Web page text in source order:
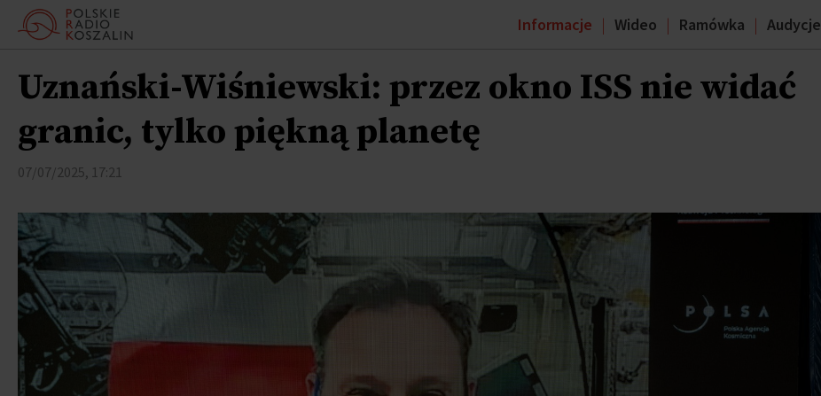
Informacje Wideo Ramówka Audycje
Uznański-Wiśniewski: przez okno ISS nie widać
granic, tylko piękną planetę
07/07/2025, 17:21